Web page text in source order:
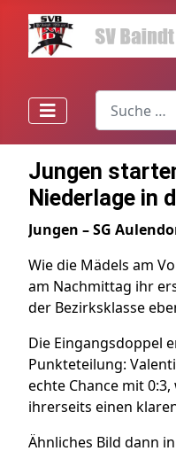
Search
Type 2 or
Jungen
Niederlage in
Jungen – SG
Wie die Mädels am
am Nachmittag ihr
der Bezirksklasse
Die Eingangsdoppel
Punkteteilung:
echte Chance mit
ihrerseits einen
Ähnliches Bild dann